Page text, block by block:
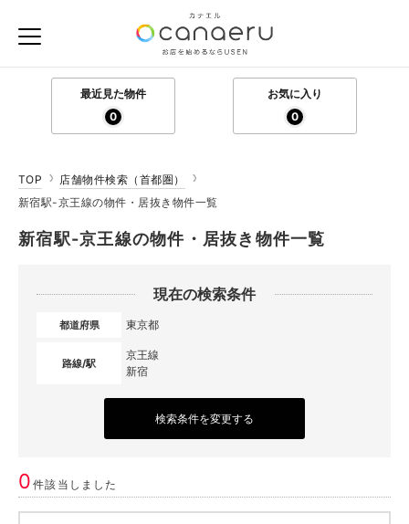
最近見た物件
0
お気に入り
0
TOP
店舗物件検索（首都圏）
新宿駅-京王線の物件・居抜き物件一覧
新宿駅-京王線の物件・居抜き物件一覧
現在の検索条件
都道府県 東京都
路線/駅
京王線
新宿
検索条件を変更する
0件該当しました